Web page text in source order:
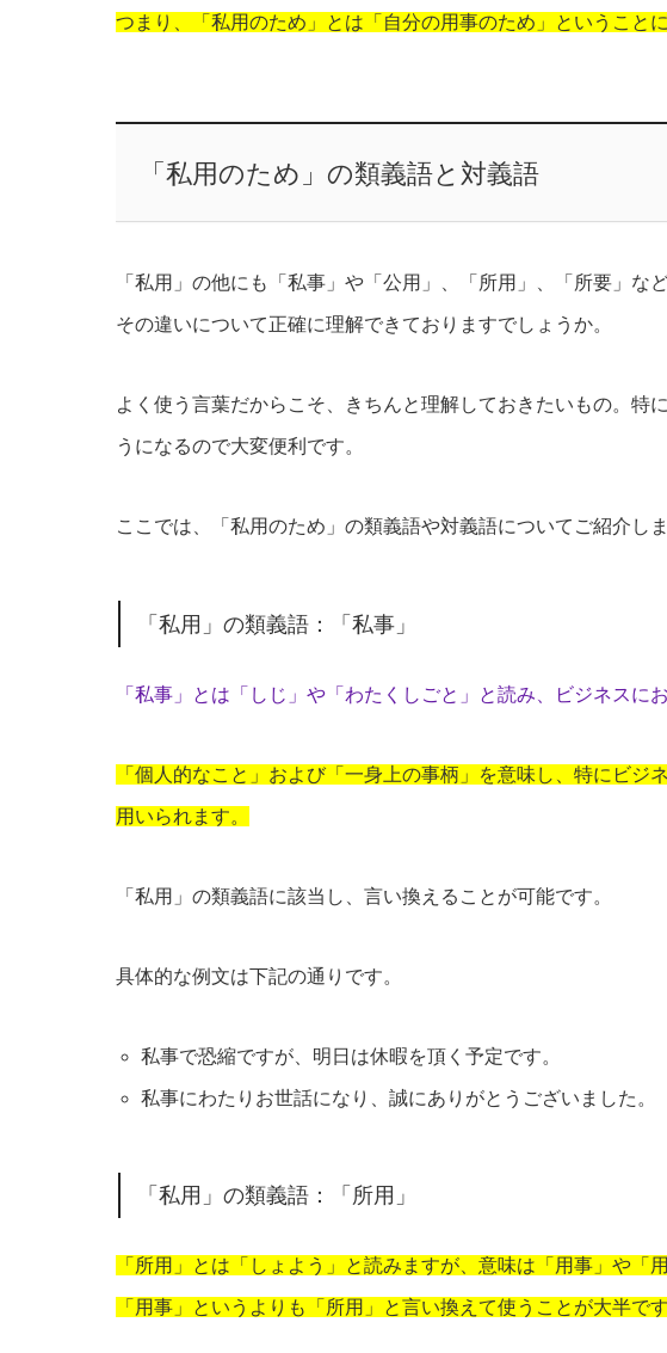
つまり、「私用のため」とは「自分の用事のため」ということに
「私用のため」の類義語と対義語
「私用」の他にも「私事」や「公用」、「所用」、「所要」な
その違いについて正確に理解できておりますでしょうか。
よく使う言葉だからこそ、きちんと理解しておきたいもの。特
うになるので大変便利です。
ここでは、「私用のため」の類義語や対義語についてご紹介しま
「私用」の類義語：「私事」
「私事」とは「しじ」や「わたくしごと」と読み、ビジネスに
「個人的なこと」および「一身上の事柄」を意味し、特にビ
用いられます。
「私用」の類義語に該当し、言い換えることが可能です。
具体的な例文は下記の通りです。
私事で恐縮ですが、明日は休暇を頂く予定です。
私事にわたりお世話になり、誠にありがとうございました。
「私用」の類義語：「所用」
「所用」とは「しょよう」と読みますが、意味は「用事」や
「用事」というよりも「所用」と言い換えて使うことが大半です